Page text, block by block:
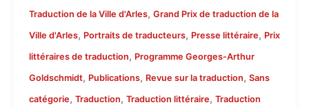
Traduction de la Ville d'Arles, Grand Prix de traduction de la
Ville d'Arles, Portraits de traducteurs, Presse littéraire, Prix
littéraires de traduction, Programme Georges-Arthur
Goldschmidt, Publications, Revue sur la traduction, Sans
catégorie, Traduction, Traduction littéraire, Traduction